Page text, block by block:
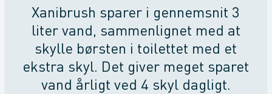
Xanibrush sparer i gennemsnit 3
liter vand, sammenlignet med at
skylle børsten i toilettet med et
ekstra skyl. Det giver meget sparet
vand årligt ved 4 skyl dagligt.